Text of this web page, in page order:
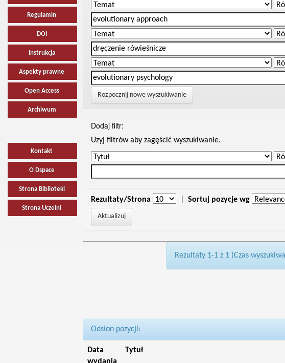
Regulamin
DOI
Instrukcja
Aspekty prawne
Open Access
Archiwum
Kontakt
O Dspace
Strona Biblioteki
Strona Uczelni
Rozpocznij nowe wyszukiwanie
Dodaj filtr:
Uzyj filtrów aby zagęścić wyszukiwanie.
Rezultaty/Strona Sortuj pozycje wg
Rezultaty 1-1 z 1 (Czas
Odsłon pozycji:
Data
Tytuł